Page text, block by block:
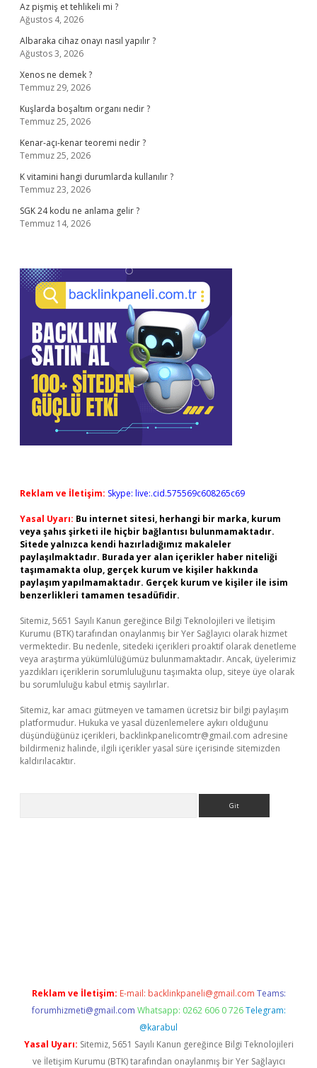
Az pişmiş et tehlikeli mi ?
Ağustos 4, 2026
Albaraka cihaz onayı nasıl yapılır ?
Ağustos 3, 2026
Xenos ne demek ?
Temmuz 29, 2026
Kuşlarda boşaltım organı nedir ?
Temmuz 25, 2026
Kenar-açı-kenar teoremi nedir ?
Temmuz 25, 2026
K vitamini hangi durumlarda kullanılır ?
Temmuz 23, 2026
SGK 24 kodu ne anlama gelir ?
Temmuz 14, 2026
Reklam ve İletişim: Skype: live:.cid.575569c608265c69
Yasal Uyarı: Bu internet sitesi, herhangi bir marka, kurum
veya şahıs şirketi ile hiçbir bağlantısı bulunmamaktadır.
Sitede yalnızca kendi hazırladığımız makaleler
paylaşılmaktadır. Burada yer alan içerikler haber niteliği
taşımamakta olup, gerçek kurum ve kişiler hakkında
paylaşım yapılmamaktadır. Gerçek kurum ve kişiler ile isim
benzerlikleri tamamen tesadüfidir.
Sitemiz, 5651 Sayılı Kanun gereğince Bilgi Teknolojileri ve İletişim
Kurumu (BTK) tarafından onaylanmış bir Yer Sağlayıcı olarak hizmet
vermektedir. Bu nedenle, sitedeki içerikleri proaktif olarak denetleme
veya araştırma yükümlülüğümüz bulunmamaktadır. Ancak, üyelerimiz
yazdıkları içeriklerin sorumluluğunu taşımakta olup, siteye üye olarak
bu sorumluluğu kabul etmiş sayılırlar.
Sitemiz, kar amacı gütmeyen ve tamamen ücretsiz bir bilgi paylaşım
platformudur. Hukuka ve yasal düzenlemelere aykırı olduğunu
düşündüğünüz içerikleri, backlinkpanelicomtr@gmail.com adresine
bildirmeniz halinde, ilgili içerikler yasal süre içerisinde sitemizden
kaldırılacaktır.
Reklam ve İletişim: E-mail: backlinkpaneli@gmail.com Teams:
forumhizmeti@gmail.com Whatsapp: 0262 606 0 726 Telegram:
@karabul
Yasal Uyarı: Sitemiz, 5651 Sayılı Kanun gereğince Bilgi Teknolojileri
ve İletişim Kurumu (BTK) tarafından onaylanmış bir Yer Sağlayıcı